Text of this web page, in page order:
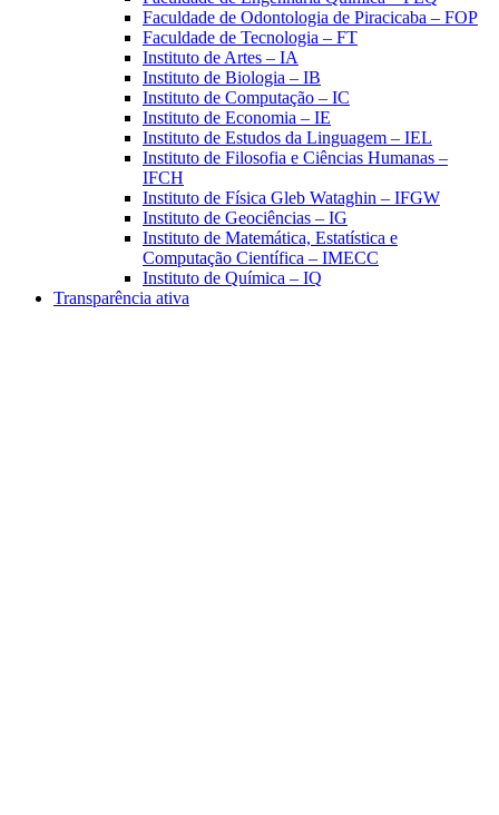
Faculdade de Odontologia de Piracicaba – FOP
Faculdade de Tecnologia – FT
Instituto de Artes – IA
Instituto de Biologia – IB
Instituto de Computação – IC
Instituto de Economia – IE
Instituto de Estudos da Linguagem – IEL
Instituto de Filosofia e Ciências Humanas –
IFCH
Instituto de Física Gleb Wataghin – IFGW
Instituto de Geociências – IG
Instituto de Matemática, Estatística e
Computação Científica – IMECC
Instituto de Química – IQ
Transparência ativa